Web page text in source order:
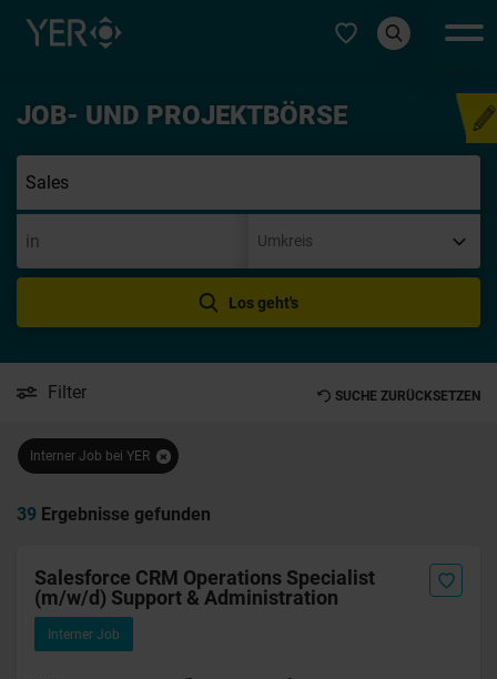
Typ auswählen
JOB- UND PROJEKTBÖRSE
Los geht's
Filter SUCHE ZURÜCKSETZEN
Interner Job bei YER
39 Ergebnisse gefunden
Salesforce CRM Operations Specialist
(m/w/d) Support & Administration
Interner Job